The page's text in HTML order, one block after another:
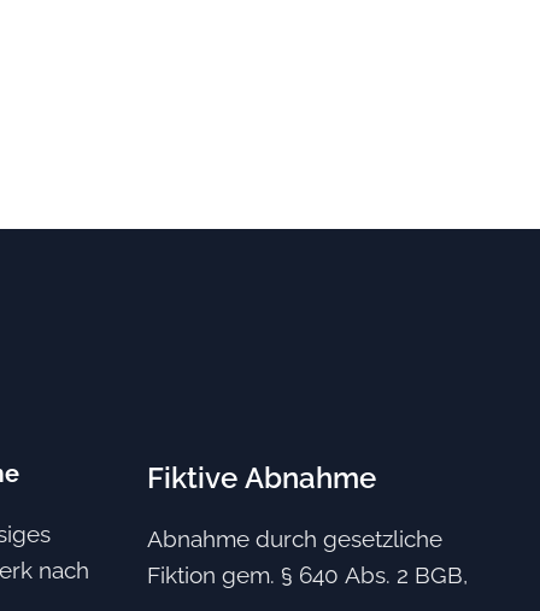
nach
Fiktive Abnahme
Abnahme durch gesetzliche
Fiktion gem. § 640 Abs. 2 BGB,